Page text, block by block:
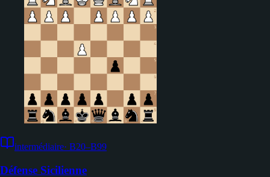
intermédiaire· B20–B99
Défense Sicilienne